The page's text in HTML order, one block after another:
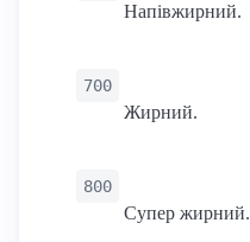
Напівжирний.
700
Жирний.
800
Супер жирний.